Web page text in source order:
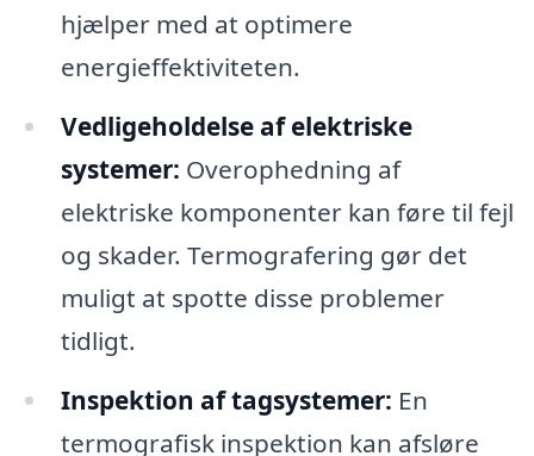
hjælper med at optimere
energieffektiviteten.
Vedligeholdelse af elektriske
systemer: Overophedning af
elektriske komponenter kan føre til fejl
og skader. Termografering gør det
muligt at spotte disse problemer
tidligt.
Inspektion af tagsystemer: En
termografisk inspektion kan afsløre